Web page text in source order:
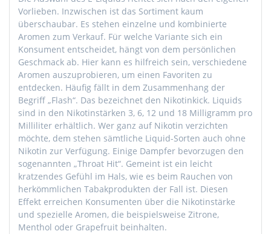
Vorlieben. Inzwischen ist das Sortiment kaum
überschaubar. Es stehen einzelne und kombinierte
Aromen zum Verkauf. Für welche Variante sich ein
Konsument entscheidet, hängt von dem persönlichen
Geschmack ab. Hier kann es hilfreich sein, verschiedene
Aromen auszuprobieren, um einen Favoriten zu
entdecken. Häufig fällt in dem Zusammenhang der
Begriff „Flash“. Das bezeichnet den Nikotinkick. Liquids
sind in den Nikotinstärken 3, 6, 12 und 18 Milligramm pro
Milliliter erhältlich. Wer ganz auf Nikotin verzichten
möchte, dem stehen sämtliche Liquid-Sorten auch ohne
Nikotin zur Verfügung. Einige Dampfer bevorzugen den
sogenannten „Throat Hit“. Gemeint ist ein leicht
kratzendes Gefühl im Hals, wie es beim Rauchen von
herkömmlichen Tabakprodukten der Fall ist. Diesen
Effekt erreichen Konsumenten über die Nikotinstärke
und spezielle Aromen, die beispielsweise Zitrone,
Menthol oder Grapefruit beinhalten.